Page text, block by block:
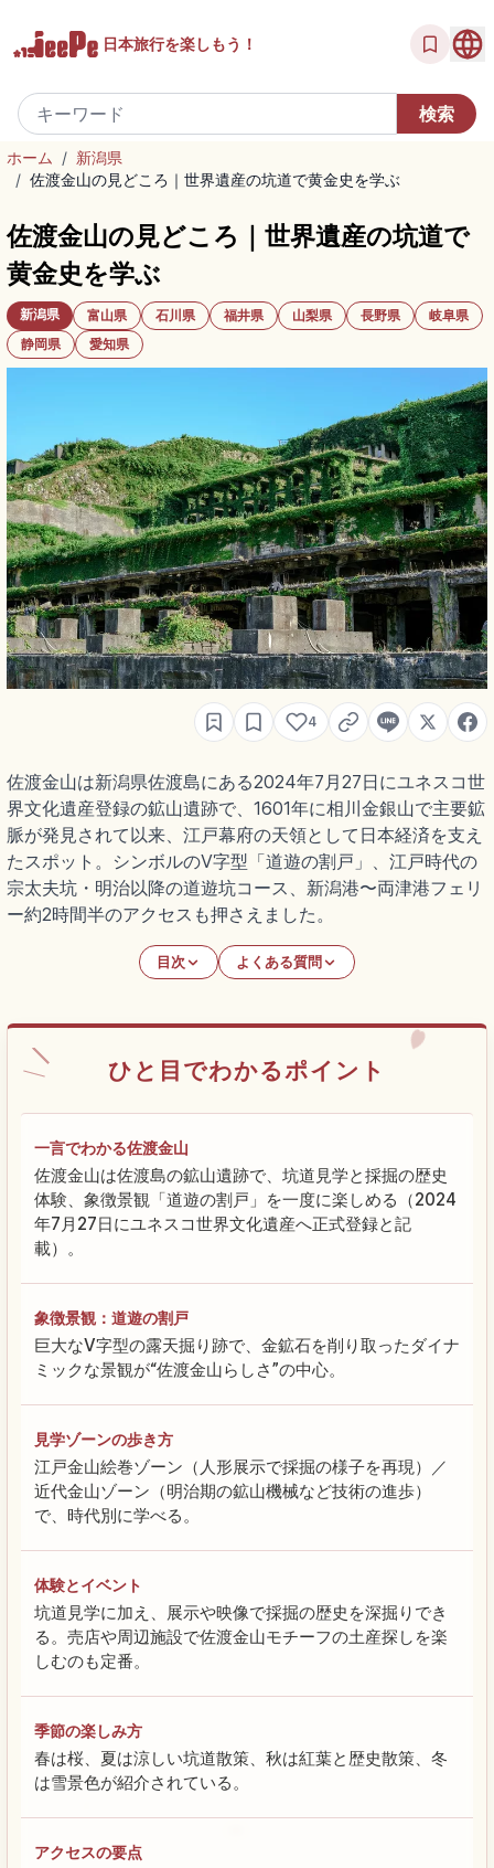
日本旅行を楽しもう！
ホーム / 新潟県
/ 佐渡金山の見どころ｜世界遺産の坑道で黄金史を学ぶ
佐渡金山の見どころ｜世界遺産の坑道で
黄金史を学ぶ
新潟県 富山県 石川県 福井県 山梨県 長野県
岐阜県
静岡県
愛知県
4
佐渡金山は新潟県佐渡島にある2024年7月27日にユネスコ世
界文化遺産登録の鉱山遺跡で、1601年に相川金銀山で主要鉱
脈が発見されて以来、江戸幕府の天領として日本経済を支え
たスポット。シンボルのV字型「道遊の割戸」、江戸時代の
宗太夫坑・明治以降の道遊坑コース、新潟港〜両津港フェリ
ー約2時間半のアクセスも押さえました。
目次 よくある質問
ひと目でわかるポイント
一言でわかる佐渡金山
佐渡金山は佐渡島の鉱山遺跡で、坑道見学と採掘の歴史
体験、象徴景観「道遊の割戸」を一度に楽しめる（2024
年7月27日にユネスコ世界文化遺産へ正式登録と記
載）。
象徴景観：道遊の割戸
巨大なV字型の露天掘り跡で、金鉱石を削り取ったダイナ
ミックな景観が“佐渡金山らしさ”の中心。
見学ゾーンの歩き方
江戸金山絵巻ゾーン（人形展示で採掘の様子を再現）／
近代金山ゾーン（明治期の鉱山機械など技術の進歩）
で、時代別に学べる。
体験とイベント
坑道見学に加え、展示や映像で採掘の歴史を深掘りでき
る。売店や周辺施設で佐渡金山モチーフの土産探しを楽
しむのも定番。
季節の楽しみ方
春は桜、夏は涼しい坑道散策、秋は紅葉と歴史散策、冬
は雪景色が紹介されている。
アクセスの要点